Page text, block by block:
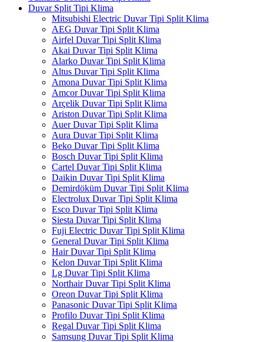
Duvar Split Tipi Klima
Mitsubishi Electric Duvar Tipi Split Klima
AEG Duvar Tipi Split Klima
Airfel Duvar Tipi Split Klima
Akai Duvar Tipi Split Klima
Alarko Duvar Tipi Split Klima
Altus Duvar Tipi Split Klima
Amona Duvar Tipi Split Klima
Amcor Duvar Tipi Split Klima
Arçelik Duvar Tipi Split Klima
Ariston Duvar Tipi Split Klima
Auer Duvar Tipi Split Klima
Aura Duvar Tipi Split Klima
Beko Duvar Tipi Split Klima
Bosch Duvar Tipi Split Klima
Cartel Duvar Tipi Split Klima
Daikin Duvar Tipi Split Klima
Demirdöküm Duvar Tipi Split Klima
Electrolux Duvar Tipi Split Klima
Esco Duvar Tipi Split Klima
Siesta Duvar Tipi Split Klima
Fuji Electric Duvar Tipi Split Klima
General Duvar Tipi Split Klima
Hair Duvar Tipi Split Klima
Kelon Duvar Tipi Split Klima
Lg Duvar Tipi Split Klima
Northair Duvar Tipi Split Klima
Oreon Duvar Tipi Split Klima
Panasonic Duvar Tipi Split Klima
Profilo Duvar Tipi Split Klima
Regal Duvar Tipi Split Klima
Samsung Duvar Tipi Split Klima